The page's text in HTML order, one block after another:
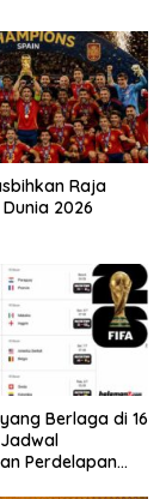
Raja
2026
Berlaga di 16
Perdelapan